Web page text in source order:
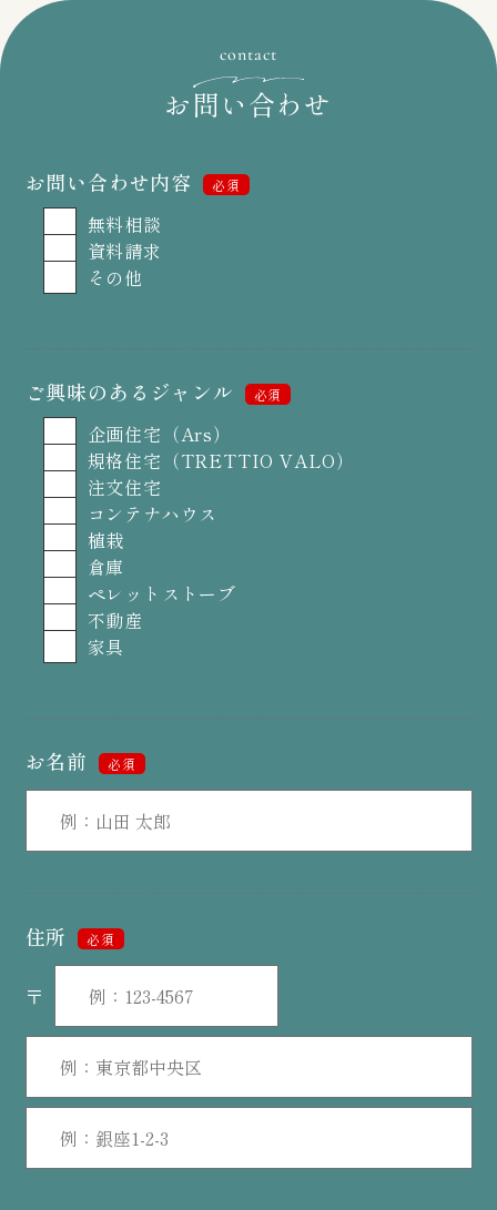
contact
お問い合わせ
お問い合わせ内容 必須
無料相談
資料請求
その他
ご興味のあるジャンル 必須
企画住宅（Ars）
規格住宅（TRETTIO VALO）
注文住宅
コンテナハウス
植栽
倉庫
ペレットストーブ
不動産
家具
お名前 必須
住所 必須
〒